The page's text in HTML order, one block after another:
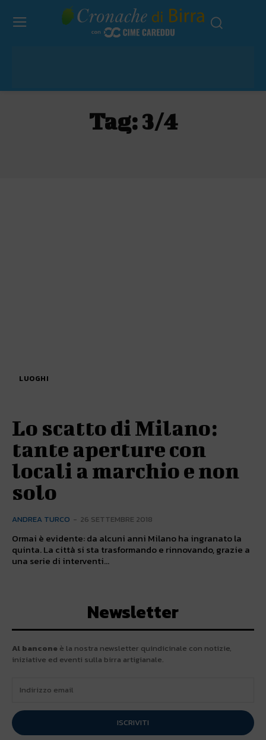
Tag:3/4
LUOGHI
Lo scatto di Milano:
tante aperture con
locali a marchio e non
solo
ANDREA TURCO - 26 SETTEMBRE 2018
Ormai è evidente: da alcuni anni Milano ha ingranato la
quinta. La città si sta trasformando e rinnovando, grazie a
una serie di interventi...
Newsletter
Al bancone è la nostra newsletter quindicinale con notizie,
iniziative ed eventi sulla birra artigianale.
ISCRIVITI